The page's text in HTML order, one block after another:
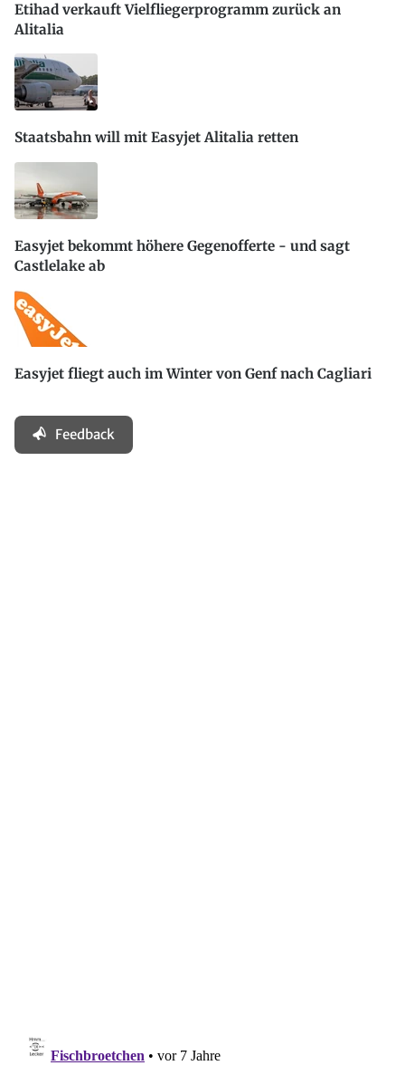
Etihad verkauft Vielfliegerprogramm zurück an
Alitalia
Staatsbahn will mit Easyjet Alitalia retten
Easyjet bekommt höhere Gegenofferte - und sagt
Castlelake ab
Easyjet fliegt auch im Winter von Genf nach Cagliari
Feedback